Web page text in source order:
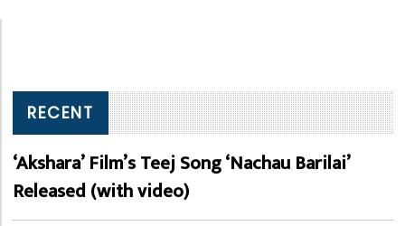
RECENT
‘Akshara’ Film’s Teej Song ‘Nachau Barilai’
Released (with video)